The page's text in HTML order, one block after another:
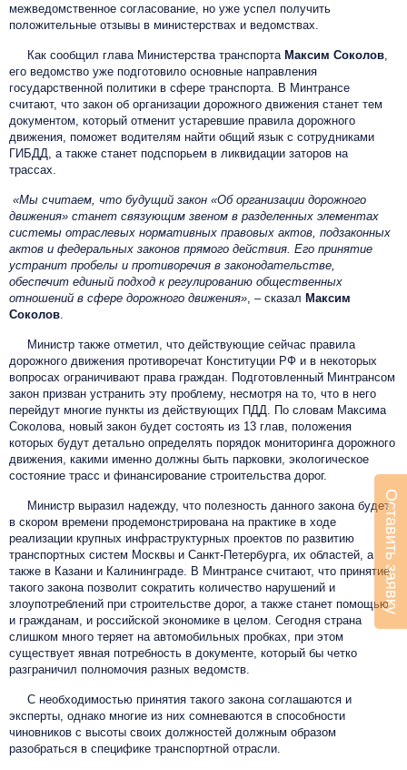
межведомственное согласование, но уже успел получить
положительные отзывы в министерствах и ведомствах.
Как сообщил глава Министерства транспорта Максим Соколов
его ведомство уже подготовило основные направления
государственной политики в сфере транспорта. В Минтрансе
считают, что закон об организации дорожного движения станет тем
документом, который отменит устаревшие правила дорожного
движения, поможет водителям найти общий язык с сотрудниками
ГИБДД, а также станет подспорьем в ликвидации заторов на
трассах.
«Мы считаем, что будущий закон «Об организации дорожного
движения» станет связующим звеном в разделенных элементах
системы отраслевых нормативных правовых актов, подзаконных
актов и федеральных законов прямого действия. Его принятие
устранит пробелы и противоречия в законодательстве,
обеспечит единый подход к регулированию общественных
отношений в сфере дорожного движения» , – сказал Максим
Соколов
Министр также отметил, что действующие сейчас правила
дорожного движения противоречат Конституции РФ и в некоторых
вопросах ограничивают права граждан. Подготовленный Минтрансом
закон призван устранить эту проблему, несмотря на то, что в него
перейдут многие пункты из действующих ПДД. По словам Максима
Соколова, новый закон будет состоять из 13 глав, положения
которых будут детально определять порядок мониторинга дорожного
движения, какими именно должны быть парковки, экологическое
состояние трасс и финансирование строительства дорог.
Министр выразил надежду, что полезность данного закона будет
в скором времени продемонстрирована на практике в ходе
реализации крупных инфраструктурных проектов по развитию
транспортных систем Москвы и Санкт-Петербурга, их областей, а
также в Казани и Калининграде. В Минтрансе считают, что принятие
такого закона позволит сократить количество нарушений и
злоупотреблений при строительстве дорог, а также станет помощью
и гражданам, и российской экономике в целом. Сегодня страна
слишком много теряет на автомобильных пробках, при этом
существует явная потребность в документе, который бы четко
разграничил полномочия разных ведомств.
С необходимостью принятия такого закона соглашаются и
эксперты, однако многие из них сомневаются в способности
чиновников с высоты своих должностей должным образом
разобраться в специфике транспортной отрасли.
Оставить заявку